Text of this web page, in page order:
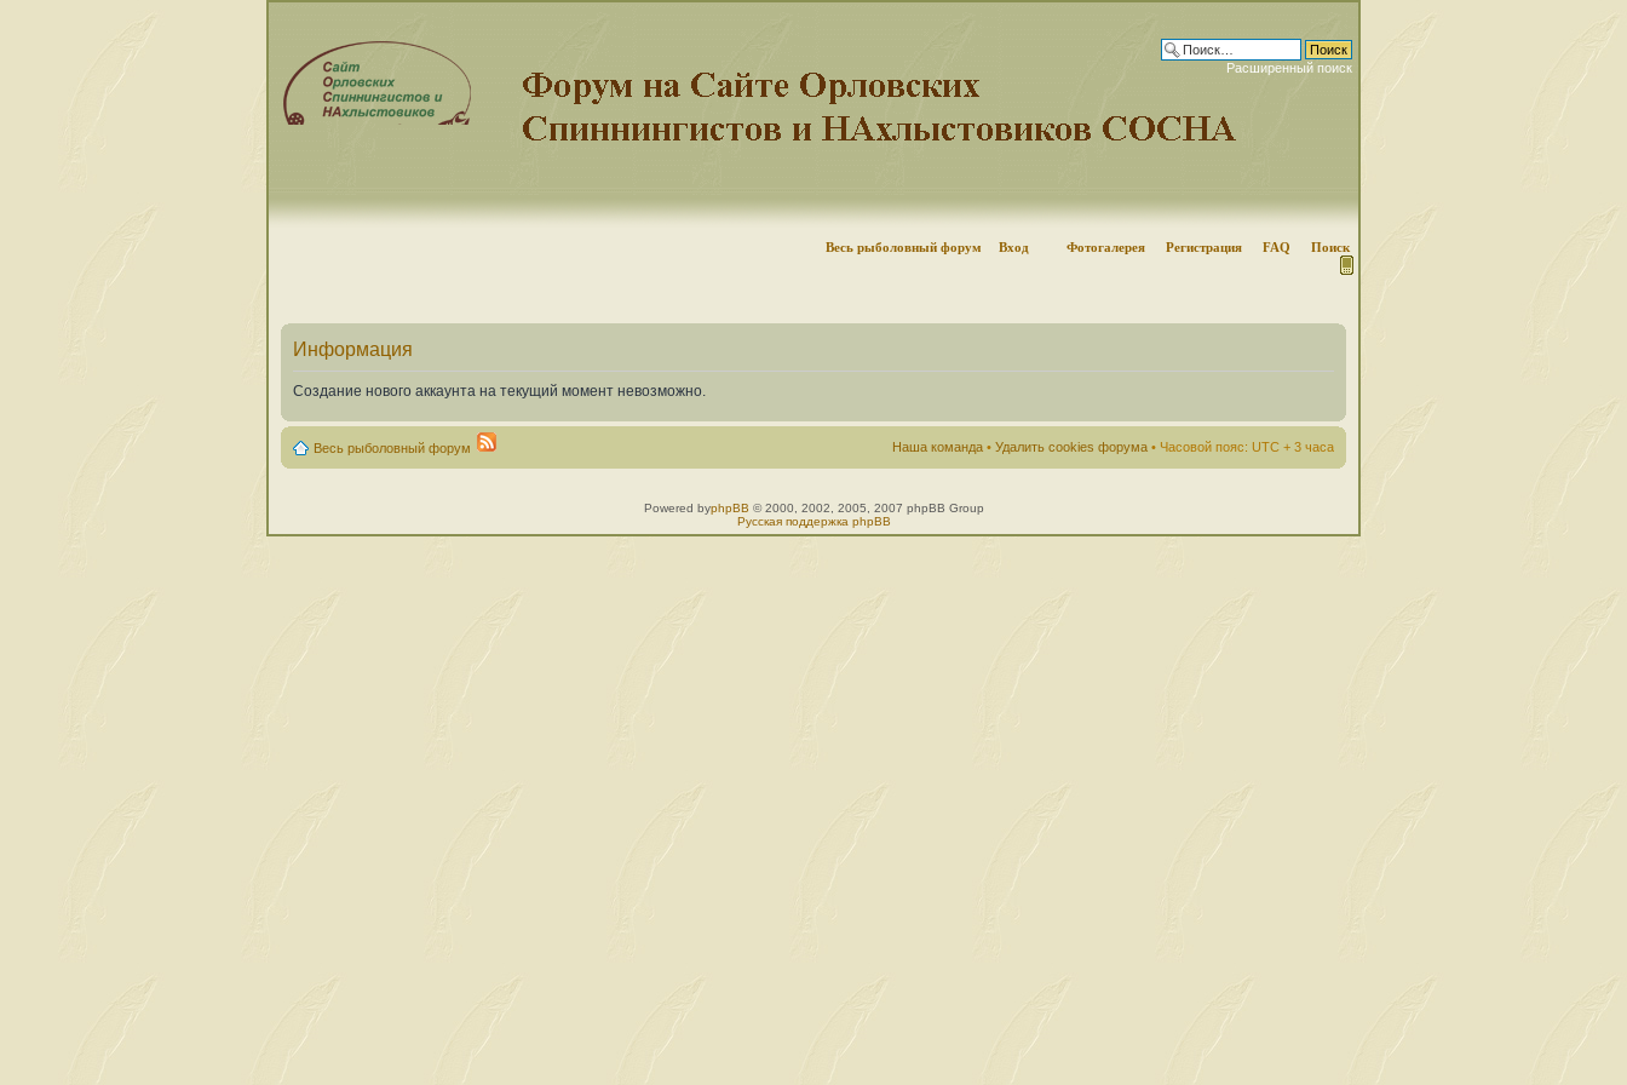
Расширенный поиск
Весь рыболовный форум Вход Фотогалерея Регистрация FAQ Поиск
Информация
Создание нового аккаунта на текущий момент невозможно.
Весь рыболовный форум Наша команда • Удалить cookies форума • Часовой пояс: UTC + 3 часа
Powered byphpBB © 2000, 2002, 2005, 2007 phpBB Group
Русская поддержка phpBB